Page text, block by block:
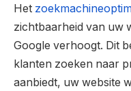
Het
zichtbaarheid van uw
Google verhoogt. Dit
klanten zoeken naar
aanbiedt, uw website